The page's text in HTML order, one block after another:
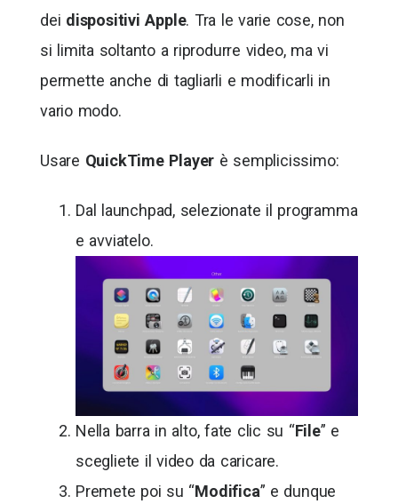
dei dispositivi Apple. Tra le varie cose, non
si limita soltanto a riprodurre video, ma vi
permette anche di tagliarli e modificarli in
vario modo.
Usare QuickTime Player è semplicissimo:
Dal launchpad, selezionate il programma
e avviatelo.
Nella barra in alto, fate clic su “File” e
scegliete il video da caricare.
Premete poi su “Modifica” e dunque